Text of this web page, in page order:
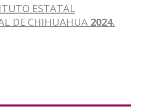
ESTATAL
DE CHIHUAHUA 2024.